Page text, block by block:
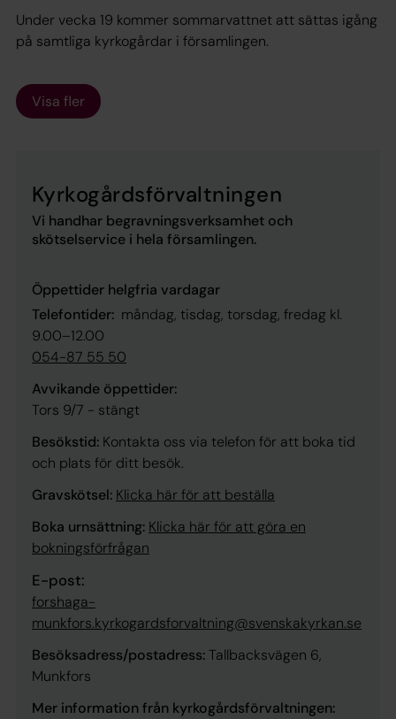
Under vecka 19 kommer sommarvattnet att sättas igång
på samtliga kyrkogårdar i församlingen.
Visa fler
Kyrkogårdsförvaltningen
Vi handhar begravningsverksamhet och
skötselservice i hela församlingen.
Öppettider helgfria vardagar
Telefontider: måndag, tisdag, torsdag, fredag kl.
9.00–12.00
054-87 55 50
Avvikande öppettider:
Tors 9/7 - stängt
Besökstid: Kontakta oss via telefon för att boka tid
och plats för ditt besök.
Gravskötsel: Klicka här för att beställa
Boka urnsättning: Klicka här för att göra en
bokningsförfrågan
E-post:
forshaga-
munkfors.kyrkogardsforvaltning@svenskakyrkan.se
Besöksadress/postadress: Tallbacksvägen 6,
Munkfors
Mer information från kyrkogårdsförvaltningen: